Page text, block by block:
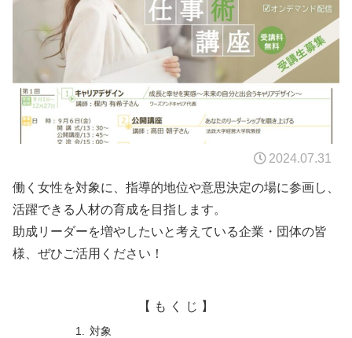
2024.07.31
働く女性を対象に、指導的地位や意思決定の場に参画し、
活躍できる人材の育成を目指します。
助成リーダーを増やしたいと考えている企業・団体の皆
様、ぜひご活用ください！
【 も く じ 】
対象